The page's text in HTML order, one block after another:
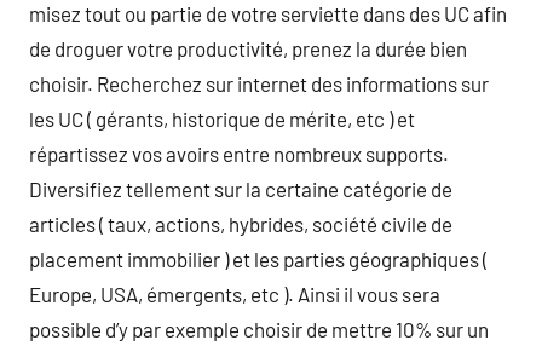
misez tout ou partie de votre serviette dans des UC afin
de droguer votre productivité, prenez la durée bien
choisir. Recherchez sur internet des informations sur
les UC ( gérants, historique de mérite, etc ) et
répartissez vos avoirs entre nombreux supports.
Diversifiez tellement sur la certaine catégorie de
articles ( taux, actions, hybrides, société civile de
placement immobilier ) et les parties géographiques (
Europe, USA, émergents, etc ). Ainsi il vous sera
possible d’y par exemple choisir de mettre 10% sur un